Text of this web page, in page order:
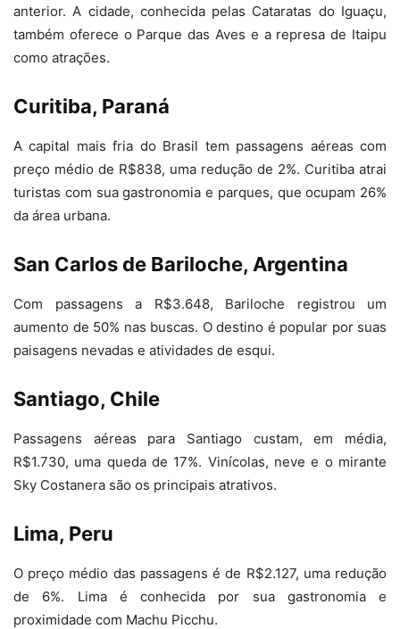
anterior. A cidade, conhecida pelas Cataratas do Iguaçu,
também oferece o Parque das Aves e a represa de Itaipu
como atrações.
Curitiba, Paraná
A capital mais fria do Brasil tem passagens aéreas com
preço médio de R$838, uma redução de 2%. Curitiba atrai
turistas com sua gastronomia e parques, que ocupam 26%
da área urbana.
San Carlos de Bariloche, Argentina
Com passagens a R$3.648, Bariloche registrou um
aumento de 50% nas buscas. O destino é popular por suas
paisagens nevadas e atividades de esqui.
Santiago, Chile
Passagens aéreas para Santiago custam, em média,
R$1.730, uma queda de 17%. Vinícolas, neve e o mirante
Sky Costanera são os principais atrativos.
Lima, Peru
O preço médio das passagens é de R$2.127, uma redução
de 6%. Lima é conhecida por sua gastronomia e
proximidade com Machu Picchu.